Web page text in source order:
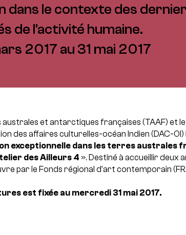
dans le contexte des
de l'activité humaine.
2017 au 31 mai 2017
et antarctiques françaises (TAAF) et
des affaires culturelles-océan Indien (DAC-OI)
exceptionnelle dans les terres australes
des Ailleurs 4 ». Destiné à accueillir deux
par le Fonds régional d’art contemporain
est fixée au mercredi 31 mai 2017.